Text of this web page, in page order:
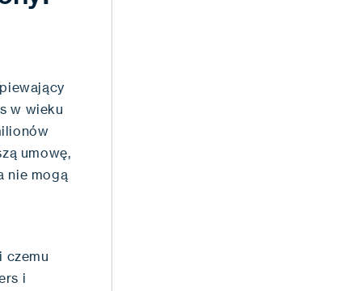
w wieku
umowę,
nie mogą
czemu
i